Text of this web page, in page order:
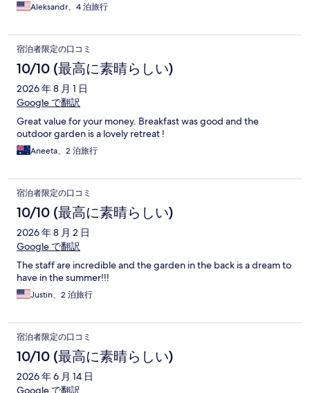
Aleksandr、4 泊旅行
宿泊者限定の口コミ
10/10 (最高に素晴らしい)
2026 年 8 月 1 日
Google で翻訳
Great value for your money. Breakfast was good and the
outdoor garden is a lovely retreat !
Aneeta、2 泊旅行
宿泊者限定の口コミ
10/10 (最高に素晴らしい)
2026 年 8 月 2 日
Google で翻訳
The staff are incredible and the garden in the back is a dream to
have in the summer!!!
Justin、2 泊旅行
宿泊者限定の口コミ
10/10 (最高に素晴らしい)
2026 年 6 月 14 日
Google で翻訳